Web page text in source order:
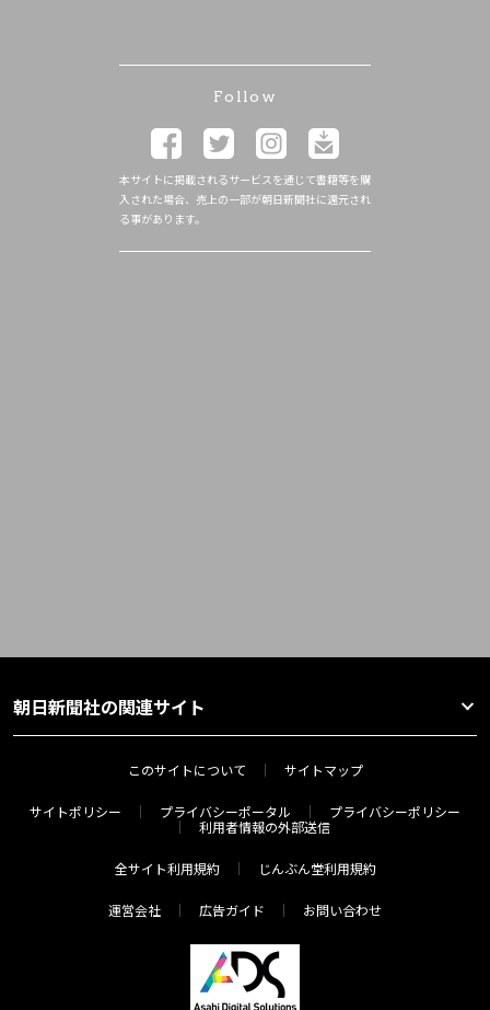
Follow
本サイトに掲載されるサービスを通じて書籍等を購
入された場合、売上の一部が朝日新聞社に還元され
る事があります。
朝日新聞社の関連サイト
このサイトについて サイトマップ
サイトポリシー プライバシーポータル
プライバシーポリシー
利用者情報の外部送信
全サイト利用規約 じんぶん堂利用規約
運営会社 広告ガイド お問い合わせ